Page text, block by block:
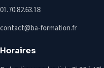
01.70.82.63.18
contact@ba-formation.fr
Horaires